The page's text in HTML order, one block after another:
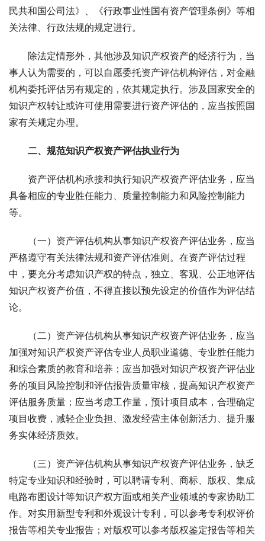
民共和国公司法》、《行政事业性国有资产管理条例》等相
关法律、行政法规的规定进行。
除法定情形外，其他涉及知识产权资产的经济行为，当
事人认为需要的，可以自愿委托资产评估机构评估，对金融
机构委托评估另有规定的，依其规定执行。涉及国家安全的
知识产权转让或许可使用需要进行资产评估的，应当按照国
家有关规定办理。
二、规范知识产权资产评估执业行为
资产评估机构承接和执行知识产权资产评估业务，应当
具备相应的专业胜任能力、质量控制能力和风险控制能力
等。
（一）资产评估机构从事知识产权资产评估业务，应当
严格遵守有关法律法规和资产评估准则。在资产评估过程
中，要充分考虑知识产权的特点，独立、客观、公正地评估
知识产权资产价值，不得直接以预先设定的价值作为评估结
论。
（二）资产评估机构从事知识产权资产评估业务，应当
加强对知识产权资产评估专业人员职业道德、专业胜任能力
和综合素质的教育和培养；应当加强对知识产权资产评估业
务的项目风险控制和评估报告质量审核，提高知识产权资产
评估服务质量；应当考虑工作量，预计项目成本，合理确定
项目收费，减轻企业负担、激发经营主体创新活力、提升服
务实体经济质效。
（三）资产评估机构从事知识产权资产评估业务，缺乏
特定专业知识和经验时，可以聘请专利、商标、版权、集成
电路布图设计等知识产权方面或相关产业领域的专家协助工
作。对实用新型专利和外观设计专利，可以参考专利权评价
报告等相关专业报告；对版权可以参考版权鉴定报告等相关